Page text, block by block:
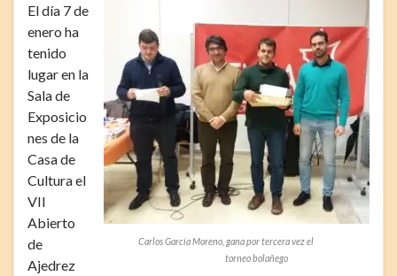
Carlos García Moreno, gana por tercera vez el
torneo bolañego
El día 7 de
enero ha
tenido
lugar en la
Sala de
Exposicio
nes de la
Casa de
Cultura el
VII
Abierto
de
Ajedrez